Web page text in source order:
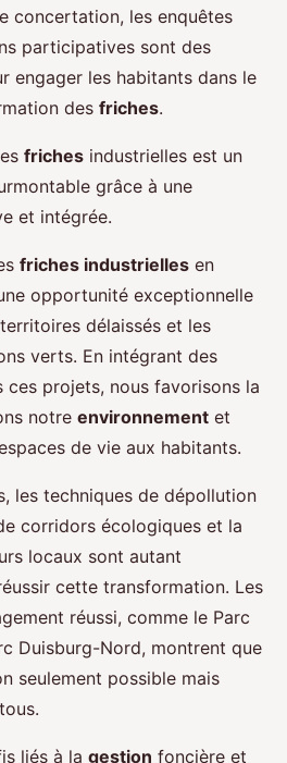
concertation, les enquêtes
participatives sont des
engager les habitants dans le
des friches.
friches industrielles est un
grâce à une
et intégrée.
friches industrielles en
opportunité exceptionnelle
délaissés et les
verts. En intégrant des
ces projets, nous favorisons la
notre environnement et
de vie aux habitants.
les techniques de dépollution
corridors écologiques et la
locaux sont autant
cette transformation. Les
réussi, comme le Parc
Duisburg-Nord, montrent que
seulement possible mais
liés à la gestion foncière et